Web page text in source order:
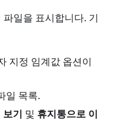
일을 표시합니다. 기
지정 임계값 옵션이
일 목록.
기 및 휴지통으로 이